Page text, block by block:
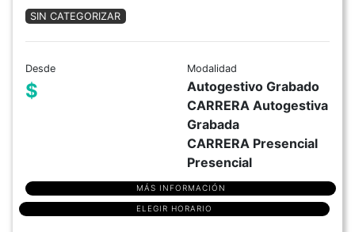
SIN CATEGORIZAR
Desde
$
Modalidad
Autogestivo Grabado
CARRERA Autogestiva
Grabada
CARRERA Presencial
Presencial
MÁS INFORMACIÓN
ELEGIR HORARIO